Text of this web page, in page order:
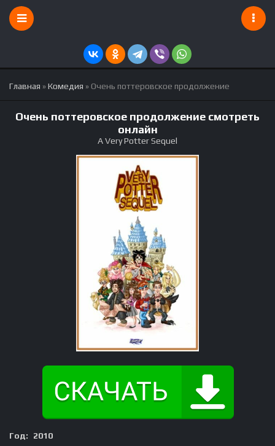
Главная »Комедия » Очень поттеровское продолжение
Очень поттеровское продолжение смотреть
онлайн
A Very Potter Sequel
Год:
2010